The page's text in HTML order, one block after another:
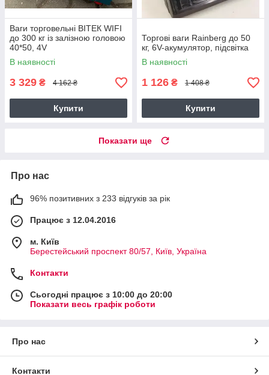
Ваги торговельні ВІТЕК WIFI
до 300 кг із залізною головою
40*50, 4V
В наявності
3 329 ₴ 4 162 ₴
Купити
Торгові ваги Rainberg до 50
кг, 6V-акумулятор, підсвітка
В наявності
1 126 ₴ 1 408 ₴
Купити
Показати ще
Про нас
96% позитивних з 233 відгуків за рік
Працює з 12.04.2016
м. Київ
Берестейський проспект 80/57, Київ, Україна
Контакти
Сьогодні працює з 10:00 до 20:00
Показати весь графік роботи
Про нас
Контакти